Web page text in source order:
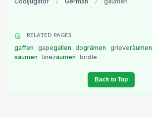
RELATED PAGES
gaffen gapegallen dogrämen grieveräumen
säumen
linezäumen bridle
Back to Top